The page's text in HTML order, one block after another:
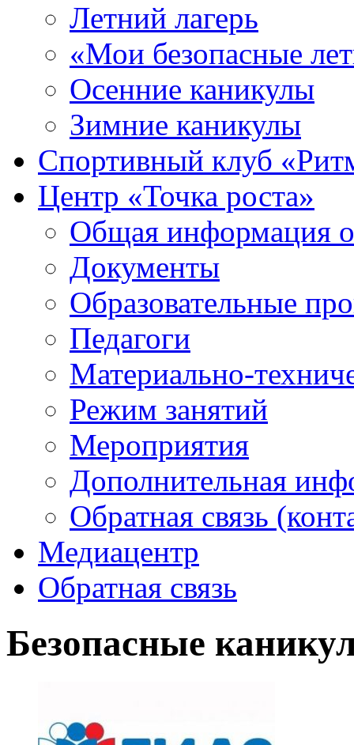
Летний лагерь
«Мои безопасные
Осенние каникулы
Зимние каникулы
Спортивный клуб
Центр «Точка роста»
Общая информация о
Документы
Образовательные
Педагоги
Материально-
Режим занятий
Мероприятия
Дополнительная
Обратная связь
Медиацентр
Обратная связь
Безопасные